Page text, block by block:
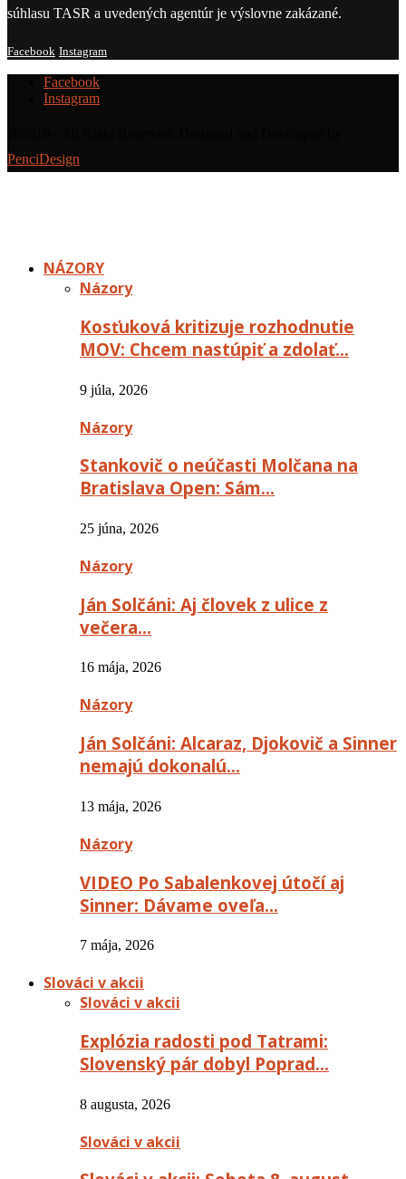
súhlasu TASR a uvedených agentúr je výslovne zakázané.
Facebook Instagram
Facebook
Instagram
PenciDesign
NÁZORY
Názory
Kosťuková kritizuje rozhodnutie
MOV: Chcem nastúpiť a zdolať…
9 júla, 2026
Názory
Stankovič o neúčasti Molčana na
Bratislava Open: Sám…
25 júna, 2026
Názory
Ján Solčáni: Aj človek z ulice z
večera…
16 mája, 2026
Názory
Ján Solčáni: Alcaraz, Djokovič a Sinner
nemajú dokonalú…
13 mája, 2026
Názory
VIDEO Po Sabalenkovej útočí aj
Sinner: Dávame oveľa…
7 mája, 2026
Slováci v akcii
Slováci v akcii
Explózia radosti pod Tatrami:
Slovenský pár dobyl Poprad…
8 augusta, 2026
Slováci v akcii